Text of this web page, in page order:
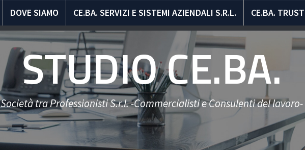
DOVE SIAMO CE.BA. SERVIZI E SISTEMI AZIENDALI S.R.L. CE.BA.
STUDIO CE.BA.
Società tra Professionisti S.r.l. -Commercialisti e Consulenti del lavoro-